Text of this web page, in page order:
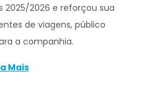
2025/2026 e reforçou sua
de viagens, público
a companhia.
Mais